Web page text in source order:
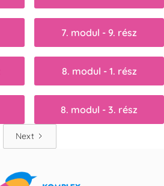
7. modul - 9. rész
8. modul - 1. rész
8. modul - 3. rész
Next